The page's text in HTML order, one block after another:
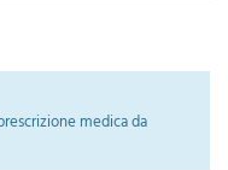
medica da